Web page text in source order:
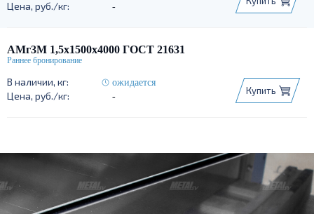
-
АМг3М 1,5х1500х4000 ГОСТ 21631
ожидается
-
Купить